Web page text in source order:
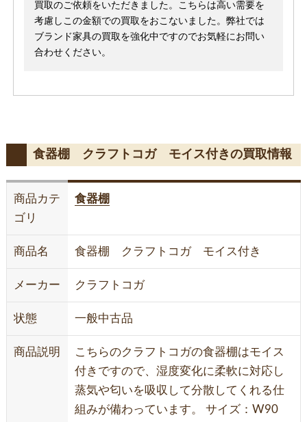
買取のご依頼をいただきました。こちらは高い需要を
考慮しこの金額での買取をおこないました。弊社では
ブランド家具の買取を強化中ですのでお気軽にお問い
合わせください。
食器棚 クラフトコガ モイス付きの買取情報
商品カテ
ゴリ
食器棚
商品名 食器棚 クラフトコガ モイス付き
メーカー クラフトコガ
状態 一般中古品
商品説明
こちらのクラフトコガの食器棚はモイス
付きですので、湿度変化に柔軟に対応し
蒸気や匂いを吸収して分散してくれる仕
組みが備わっています。 サイズ：W90